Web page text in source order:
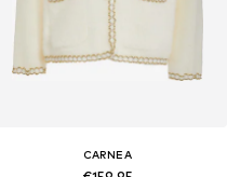
CARNEA